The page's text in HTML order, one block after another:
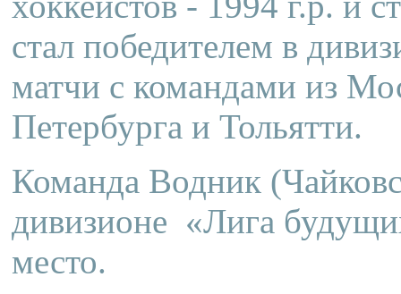
стал победителем в
матчи с командами из
Петербурга и Тольятти.
Команда Водник
дивизионе «Лига
место.